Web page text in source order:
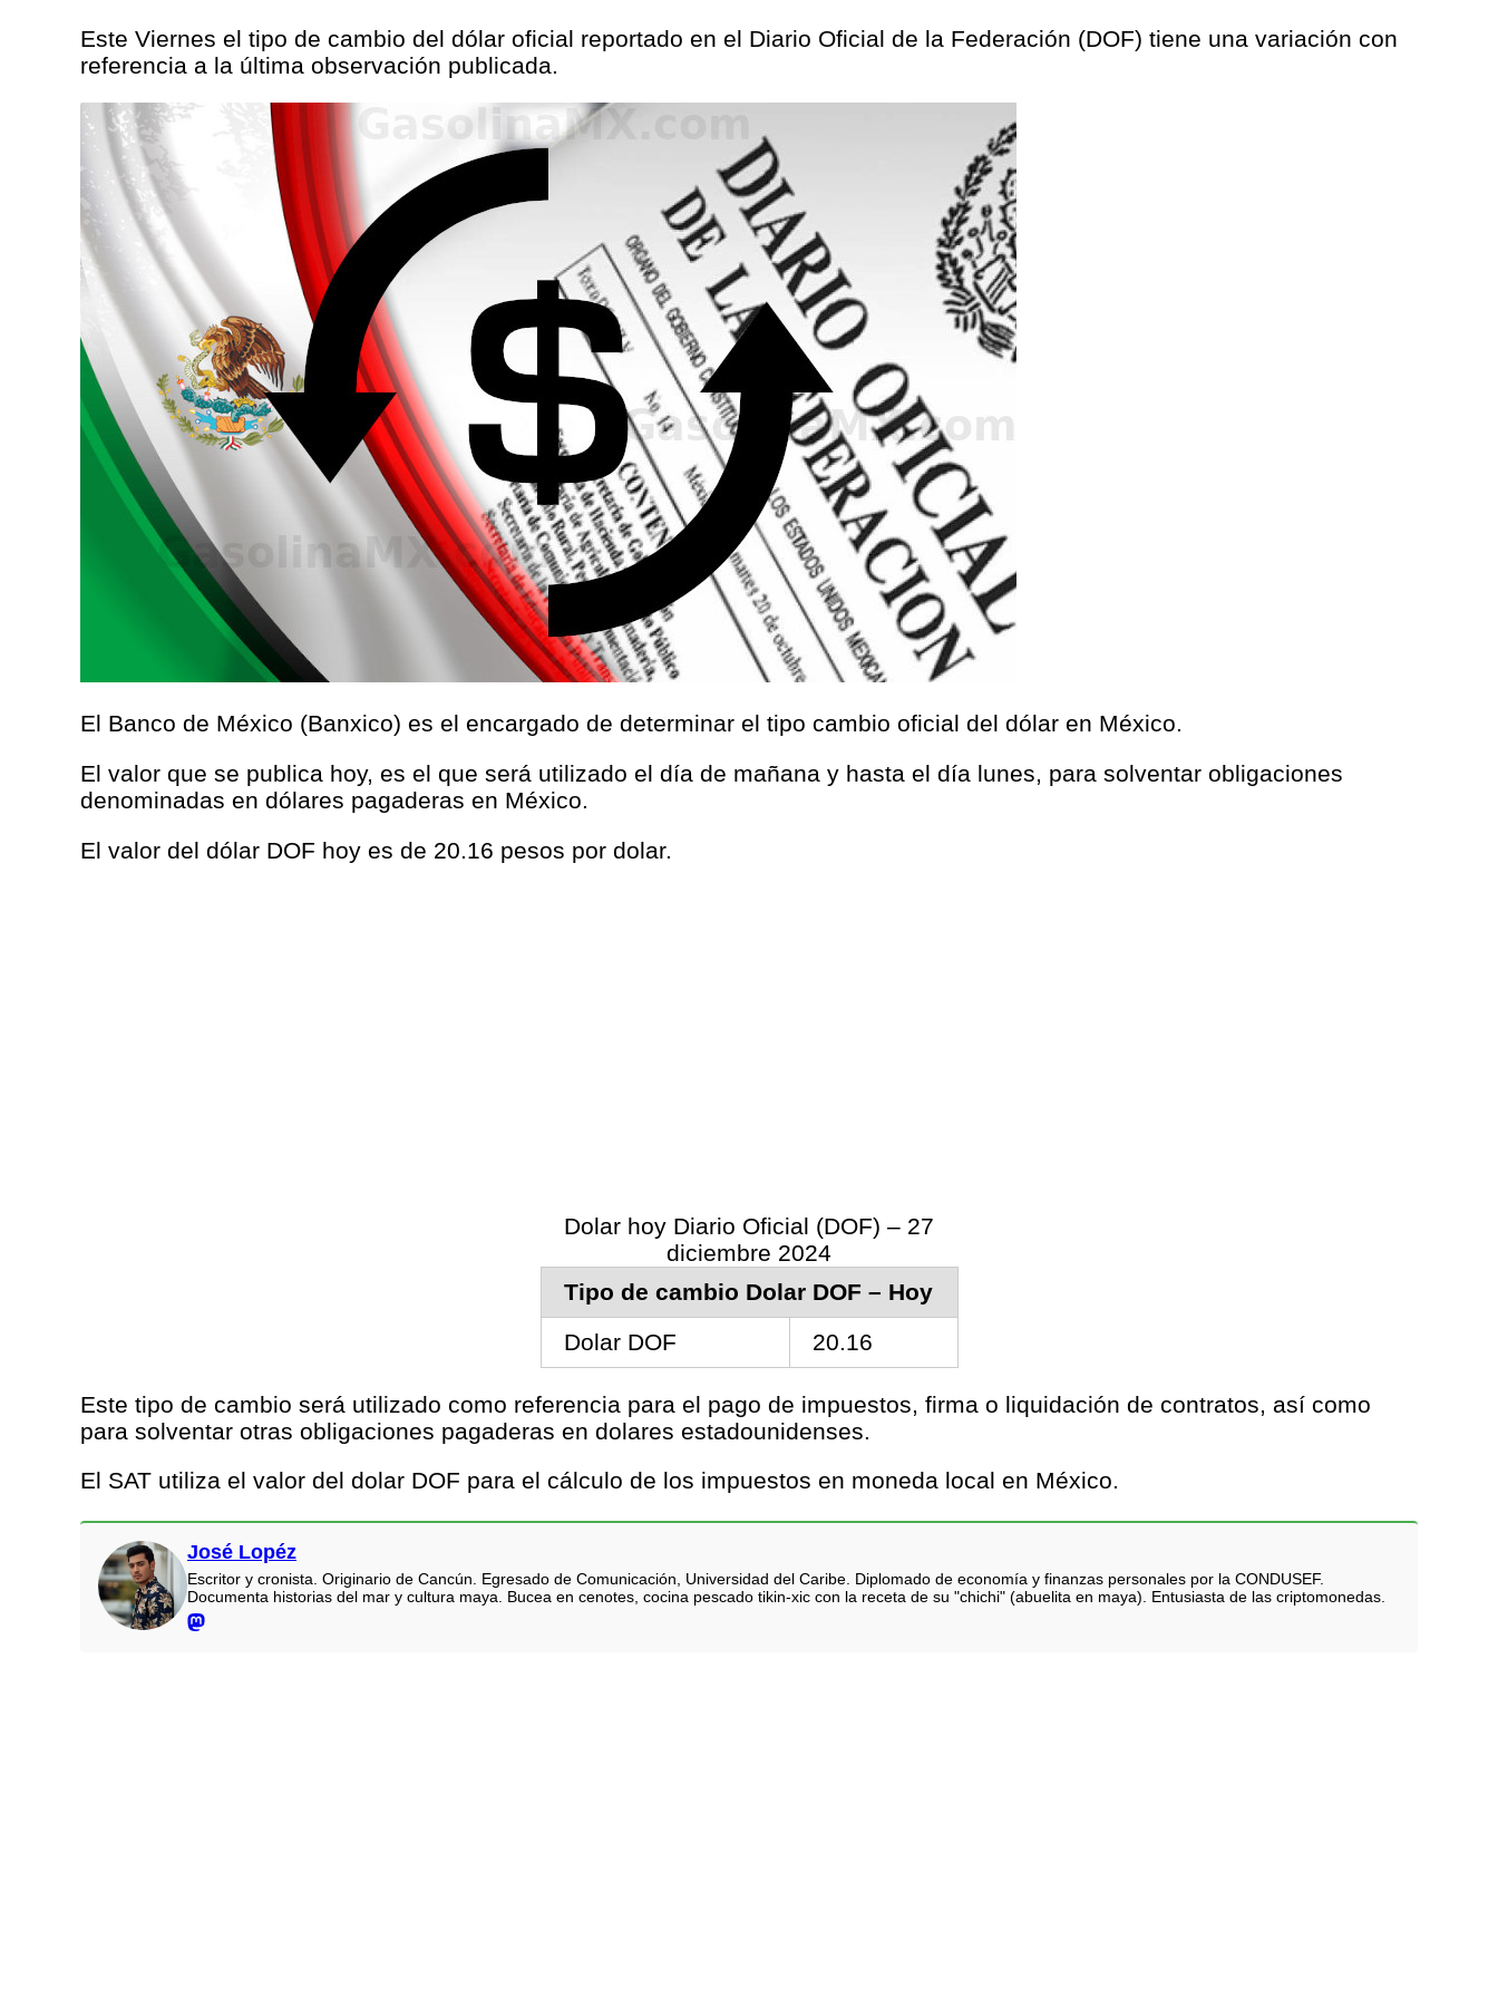
Este Viernes el tipo de cambio del dólar oficial reportado en el Diario Oficial de la Federación (DOF) tiene una variación con
referencia a la última observación publicada.
El Banco de México (Banxico) es el encargado de determinar el tipo cambio oficial del dólar en México.
El valor que se publica hoy, es el que será utilizado el día de mañana y hasta el día lunes, para solventar obligaciones
denominadas en dólares pagaderas en México.
El valor del dólar DOF hoy es de 20.16 pesos por dolar.
Dolar hoy Diario Oficial (DOF) – 27
diciembre 2024
Tipo de cambio Dolar DOF – Hoy
Dolar DOF
20.16
Este tipo de cambio será utilizado como referencia para el pago de impuestos, firma o liquidación de contratos, así como
para solventar otras obligaciones pagaderas en dolares estadounidenses.
El SAT utiliza el valor del dolar DOF para el cálculo de los impuestos en moneda local en México.
José Lopéz
Escritor y cronista. Originario de Cancún. Egresado de Comunicación, Universidad del Caribe. Diplomado de economía y finanzas personales por la CONDUSEF.
Documenta historias del mar y cultura maya. Bucea en cenotes, cocina pescado tikin-xic con la receta de su "chichi" (abuelita en maya). Entusiasta de las criptomonedas.